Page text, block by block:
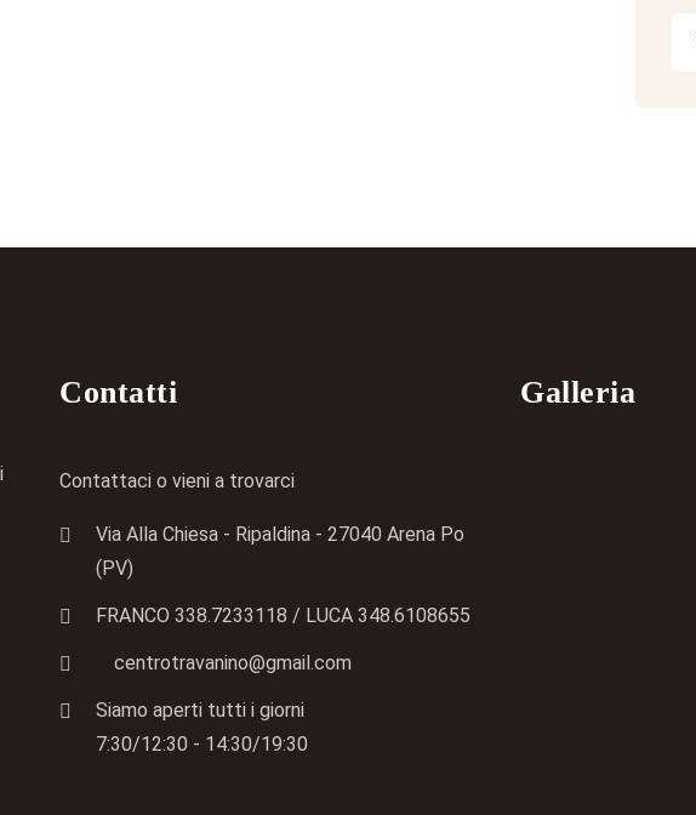
Contatti
Contattaci o vieni a trovarci
Via Alla Chiesa - Ripaldina - 27040 Arena Po
(PV)
FRANCO 338.7233118 / LUCA 348.6108655
centrotravanino@gmail.com
Siamo aperti tutti i giorni
7:30/12:30 - 14:30/19:30
Galleria